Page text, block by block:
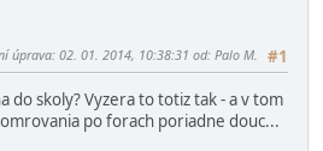
#1
úprava: 02. 01. 2014, 10:38:31 od: Palo M.
do skoly? Vyzera to totiz tak - a v tom
po forach poriadne douc...